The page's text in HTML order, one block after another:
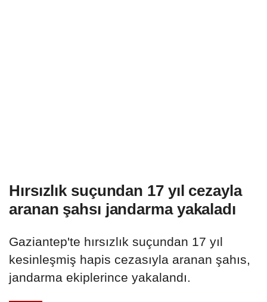
Hırsızlık suçundan 17 yıl cezayla
aranan şahsı jandarma yakaladı
Gaziantep'te hırsızlık suçundan 17 yıl
kesinleşmiş hapis cezasıyla aranan şahıs,
jandarma ekiplerince yakalandı.